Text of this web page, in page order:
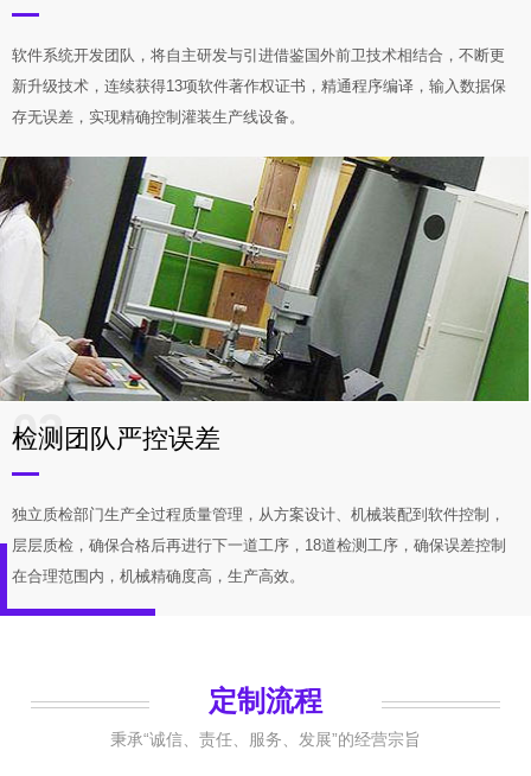
软件系统开发团队，将自主研发与引进借鉴国外前卫技术相结合，不断更
新升级技术，连续获得13项软件著作权证书，精通程序编译，输入数据保
存无误差，实现精确控制灌装生产线设备。
03
检测团队严控误差
独立质检部门生产全过程质量管理，从方案设计、机械装配到软件控制，
层层质检，确保合格后再进行下一道工序，18道检测工序，确保误差控制
在合理范围内，机械精确度高，生产高效。
定制流程
秉承“诚信、责任、服务、发展”的经营宗旨